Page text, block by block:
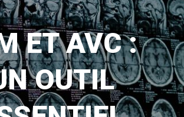
ET AVC :
OUTIL